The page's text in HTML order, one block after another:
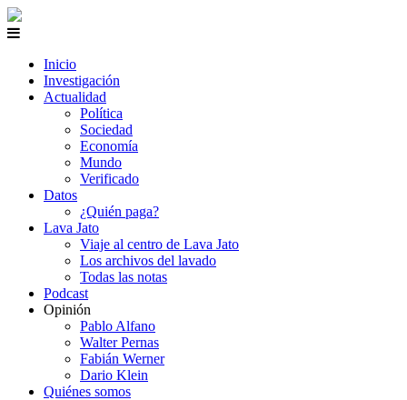
Inicio
Investigación
Actualidad
Política
Sociedad
Economía
Mundo
Verificado
Datos
¿Quién paga?
Lava Jato
Viaje al centro de Lava Jato
Los archivos del lavado
Todas las notas
Podcast
Opinión
Pablo Alfano
Walter Pernas
Fabián Werner
Dario Klein
Quiénes somos